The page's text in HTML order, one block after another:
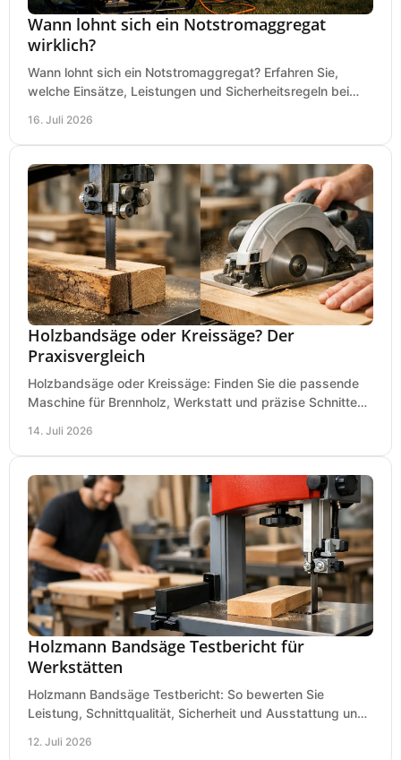
Wann lohnt sich ein Notstromaggregat
wirklich?
Wann lohnt sich ein Notstromaggregat? Erfahren Sie,
welche Einsätze, Leistungen und Sicherheitsregeln bei
16. Juli 2026
Holzbandsäge oder Kreissäge? Der
Praxisvergleich
Holzbandsäge oder Kreissäge: Finden Sie die passende
Maschine für Brennholz, Werkstatt und präzise Schnitte
14. Juli 2026
Holzmann Bandsäge Testbericht für
Werkstätten
Holzmann Bandsäge Testbericht: So bewerten Sie
Leistung, Schnittqualität, Sicherheit und Ausstattung und
12. Juli 2026